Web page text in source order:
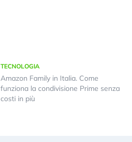
TECNOLOGIA
Amazon Family in Italia. Come
funziona la condivisione Prime senza
costi in più